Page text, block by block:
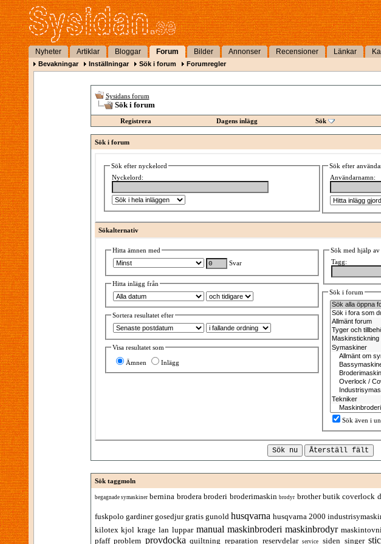
Nyheter Artiklar Bloggar Forum Bilder Annonser Recensioner Länkar
Bevakningar Inställningar Sök i forum Forumregler
Sysidans forum
Sök i forum
Registrera
Dagens inlägg Sök
Sök i forum
Sök efter nyckelord
Nyckelord:
Sök efter
Användarnamn:
Sökalternativ
Hitta ämnen med
Svar
Hitta inlägg från
Sortera resultatet efter
Visa resultatet som
Ämnen Inlägg
Sök med hjälp av
Tagg:
Sök i forum
Sök även i
Sök taggmoln
begagnade symaskiner bernina brodera broderi broderimaskin brodyr brother butik coverlock
fuskpolo gardiner gosedjur gratis gunold husqvarna husqvarna 2000
kilotex kjol krage lan luppar manual maskinbroderi maskinbrodyr
pfaff problem provdocka quiltning reparation reservdelar service siden singer